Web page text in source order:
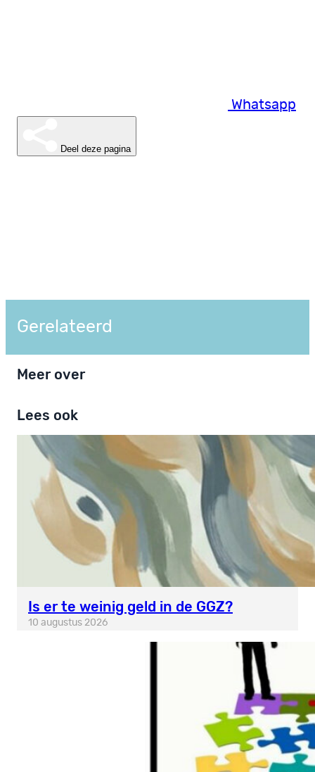
Whatsapp
Deel deze pagina
Gerelateerd
Meer over
Lees ook
Is er te weinig geld in de GGZ?
10 augustus 2026